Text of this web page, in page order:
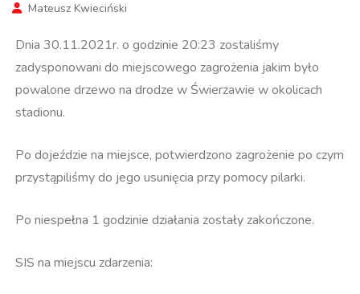
Mateusz Kwieciński
Dnia 30.11.2021r. o godzinie 20:23 zostaliśmy
zadysponowani do miejscowego zagrożenia jakim było
powalone drzewo na drodze w Świerzawie w okolicach
stadionu.
Po dojeździe na miejsce, potwierdzono zagrożenie po czym
przystąpiliśmy do jego usunięcia przy pomocy pilarki.
Po niespełna 1 godzinie działania zostały zakończone.
SIS na miejscu zdarzenia: